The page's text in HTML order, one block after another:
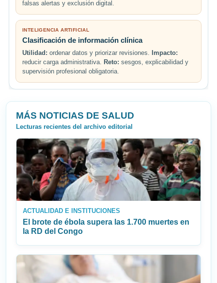
falsas alertas y exclusión digital.
INTELIGENCIA ARTIFICIAL
Clasificación de información clínica
Utilidad: ordenar datos y priorizar revisiones.
Impacto:
reducir carga administrativa. Reto: sesgos, explicabilidad y
supervisión profesional obligatoria.
MÁS NOTICIAS DE SALUD
Lecturas recientes del archivo editorial
ACTUALIDAD E INSTITUCIONES
El brote de ébola supera las 1.700 muertes en
la RD del Congo